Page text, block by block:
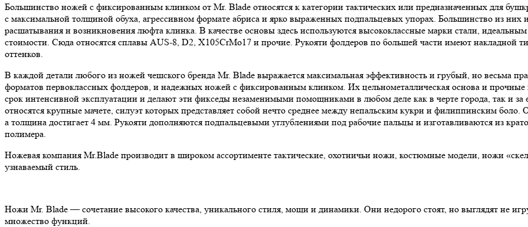
Большинство ножей с фиксированным клинком от Mr. Blade относятся к категории тактических или предназначенных для
с максимальной толщиной обуха, агрессивном формате абриса и ярко выраженных подпальцевых упорах. Большинство из них
расшатывания и возникновения люфта клинка. В качестве основы здесь используются высококлассные марки стали,
стоимости. Сюда относятся сплавы AUS-8, D2, X105CrMo17 и прочие. Рукояти фолдеров по большей части имеют накладной
оттенков.
В каждой детали любого из ножей чешского бренда Mr. Blade выражается максимальная эффективность и грубый, но весьма
форматов первоклассных фолдеров, и надежных ножей с фиксированным клинком. Их цельнометаллическая основа и прочные
срок интенсивной эксплуатации и делают эти фикседы незаменимыми помощниками в любом деле как в черте города, так и
относятся крупные мачете, силуэт которых представляет собой нечто среднее между непальским кукри и филиппинским
а толщина достигает 4 мм. Рукояти дополняются подпальцевыми углублениями под рабочие пальцы и изготавливаются из
полимера.
Ножевая компания Mr.Blade производит в широком ассортименте тактические, охотничьи ножи, костюмные модели, ножи
узнаваемый стиль.
Ножи Mr. Blade — сочетание высокого качества, уникального стиля, мощи и динамики. Они недорого стоят, но выглядят не
множество функций.